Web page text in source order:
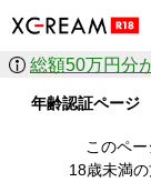
作品を探す
ジャンル
人気のセール
年齢認証ページ
このペ
18歳未満